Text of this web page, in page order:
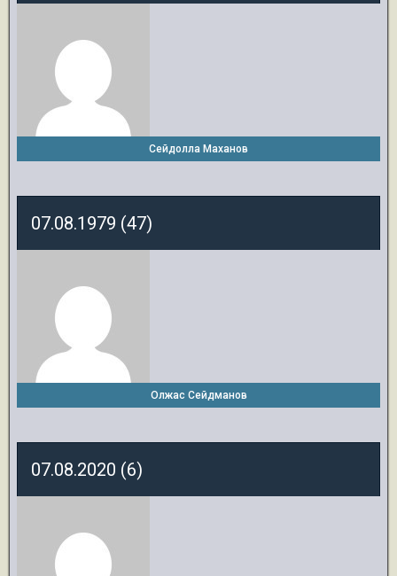
Сейдолла Маханов
07.08.1979 (47)
Олжас Сейдманов
07.08.2020 (6)